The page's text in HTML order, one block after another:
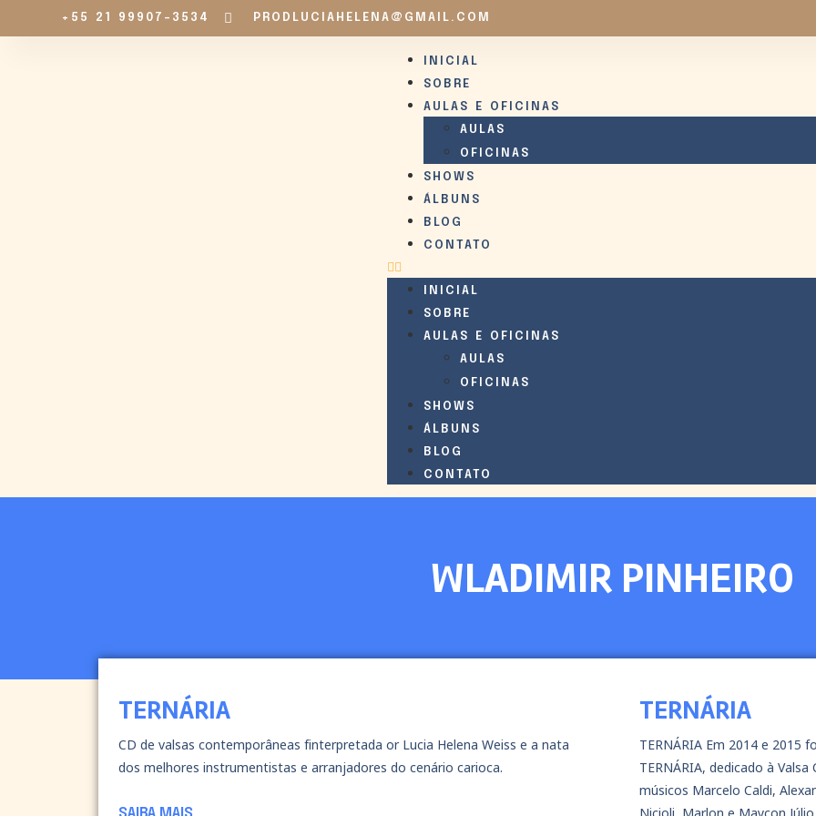
+55 21 99907-3534 PRODLUCIAHELENA@GMAIL.COM
INICIAL
SOBRE
AULAS E OFICINAS
AULAS
OFICINAS
SHOWS
ÁLBUNS
BLOG
CONTATO
INICIAL
SOBRE
AULAS E OFICINAS
AULAS
OFICINAS
SHOWS
ÁLBUNS
BLOG
CONTATO
WLADIMIR PINHEIRO
TERNÁRIA
CD de valsas contemporâneas finterpretada or Lucia Helena Weiss e a nata
dos melhores instrumentistas e arranjadores do cenário carioca.
TERNÁRIA
TERNÁRIA Em 2014 e 2015
TERNÁRIA, dedicado à
músicos Marcelo Caldi,